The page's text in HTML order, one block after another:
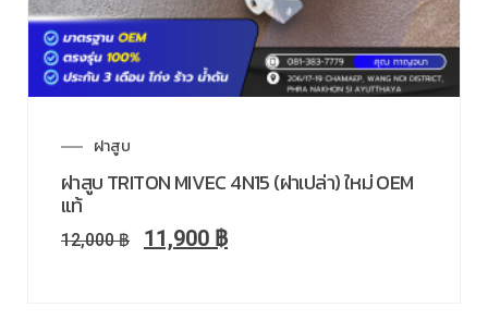
ฝาสูบ
ฝาสูบ TRITON MIVEC 4N15 (ฝาเปล่า) ใหม่ OEM
แท้
12,000฿ 11,900 ฿